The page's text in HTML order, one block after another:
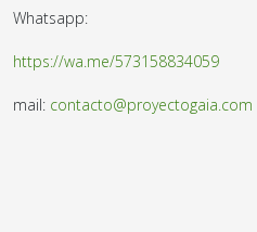
Whatsapp:
https://wa.me/573158834059
mail: contacto@proyectogaia.com